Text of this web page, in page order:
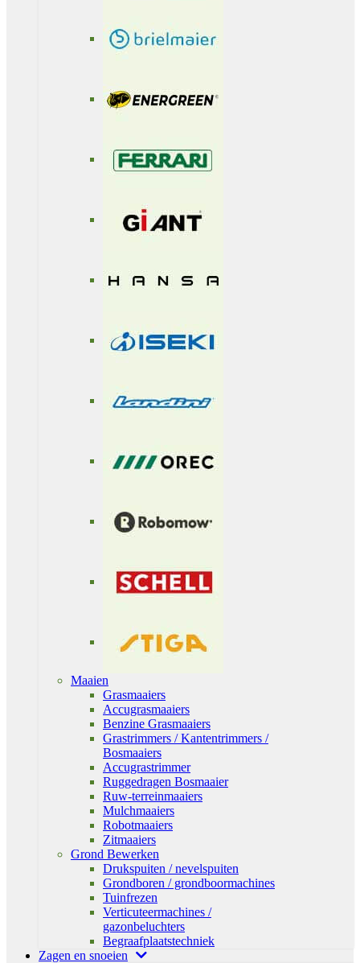
Maaien
Grasmaaiers
Accugrasmaaiers
Benzine Grasmaaiers
Grastrimmers / Kantentrimmers /
Bosmaaiers
Accugrastrimmer
Ruggedragen Bosmaaier
Ruw-terreinmaaiers
Mulchmaaiers
Robotmaaiers
Zitmaaiers
Grond Bewerken
Drukspuiten / nevelspuiten
Grondboren / grondboormachines
Tuinfrezen
Verticuteermachines /
gazonbeluchters
Begraafplaatstechniek
Zagen en snoeien